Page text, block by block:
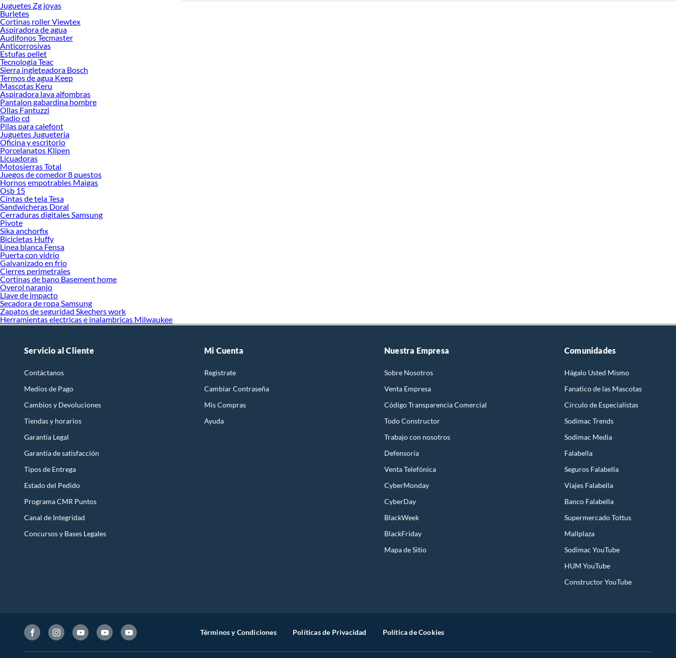
Juguetes Zg joyas
Burletes
Cortinas roller Viewtex
Aspiradora de agua
Audifonos Tecmaster
Anticorrosivas
Estufas pellet
Tecnologia Teac
Sierra ingleteadora Bosch
Termos de agua Keep
Mascotas Keru
Aspiradora lava alfombras
Pantalon gabardina hombre
Ollas Fantuzzi
Radio cd
Pilas para calefont
Juguetes Jugueteria
Oficina y escritorio
Porcelanatos Klipen
Licuadoras
Motosierras Total
Juegos de comedor 8 puestos
Hornos empotrables Maigas
Osb 15
Cintas de tela Tesa
Sandwicheras Doral
Cerraduras digitales Samsung
Pivote
Sika anchorfix
Bicicletas Huffy
Linea blanca Fensa
Puerta con vidrio
Galvanizado en frio
Cierres perimetrales
Cortinas de bano Basement home
Overol naranjo
Llave de impacto
Secadora de ropa Samsung
Zapatos de seguridad Skechers work
Herramientas electricas e inalambricas Milwaukee
Servicio al Cliente
Contáctanos
Medios de Pago
Cambios y Devoluciones
Tiendas y horarios
Garantía Legal
Garantía de satisfacción
Tipos de Entrega
Estado del Pedido
Programa CMR Puntos
Canal de Integridad
Concursos y Bases Legales
Mi Cuenta
Registrate
Cambiar Contraseña
Mis Compras
Ayuda
Nuestra Empresa
Sobre Nosotros
Venta Empresa
Código Transparencia Comercial
Todo Constructor
Trabajo con nosotros
Defensoría
Venta Telefónica
CyberMonday
CyberDay
BlackWeek
BlackFriday
Mapa de Sitio
Comunidades
Hágalo Usted Mismo
Fanatico de las Mascotas
Círculo de Especialístas
Sodimac Trends
Sodimac Media
Falabella
Seguros Falabella
Viajes Falabella
Banco Falabella
Supermercado Tottus
Mallplaza
Sodimac YouTube
HUM YouTube
Constructor YouTube
Términos y Condiciones Políticas de Privacidad Política de Cookies